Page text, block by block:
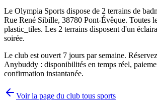
Le Olympia Sports dispose de 2 terrains de
Rue René Sibille, 38780 Pont-Évêque. Toutes
plastic_tiles. Les 2 terrains disposent d'un
soirée.
Le club est ouvert 7 jours par semaine.
Anybuddy : disponibilités en temps réel,
confirmation instantanée.
Voir la page du club tous sports